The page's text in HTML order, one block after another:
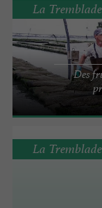
Des
La Tremblade
La Tremblade